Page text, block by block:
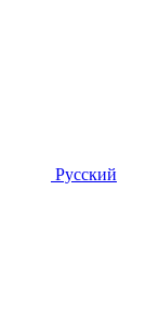
Русский